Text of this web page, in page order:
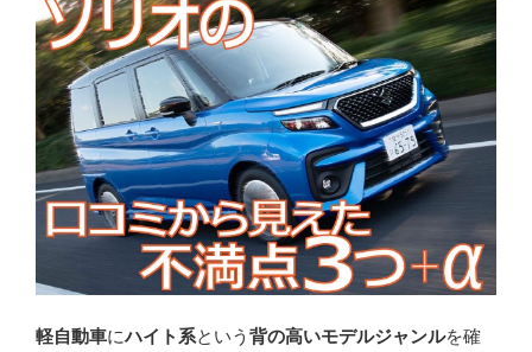
軽自動車にハイト系という 背の高いモデルジャンルを確